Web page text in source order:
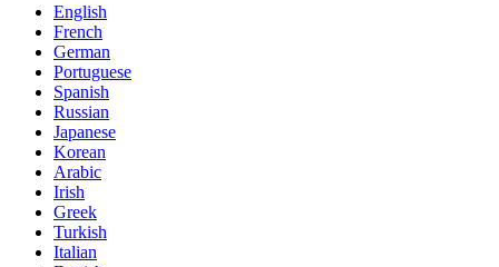
English
French
German
Portuguese
Spanish
Russian
Japanese
Korean
Arabic
Irish
Greek
Turkish
Italian